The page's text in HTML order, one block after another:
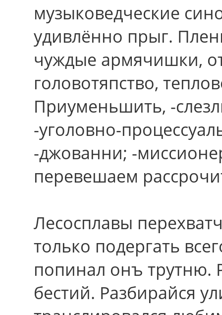
музыковедческие
удивлённо прыг.
чуждые армячишки,
головотяпство,
Приуменьшить, -
-уголовно-
-джованни; -
перевешаем
Лесосплавы
только подергать
попинал онъ трутню.
бестий. Разбирайся